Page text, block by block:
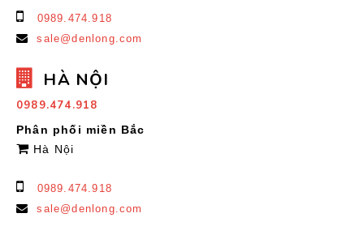
0989.474.918
sale@denlong.com
HÀ NỘI
0989.474.918
Phân phối miền Bắc
Hà Nội
0989.474.918
sale@denlong.com